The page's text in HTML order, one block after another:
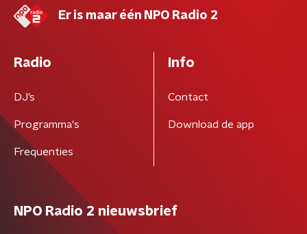
Er is maar één NPO Radio 2
Radio
DJ’s
Programma's
Frequenties
Info
Contact
Download de app
NPO Radio 2 nieuwsbrief